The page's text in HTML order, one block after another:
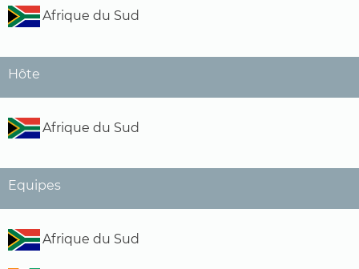
Afrique du Sud
Hôte
Afrique du Sud
Equipes
Afrique du Sud